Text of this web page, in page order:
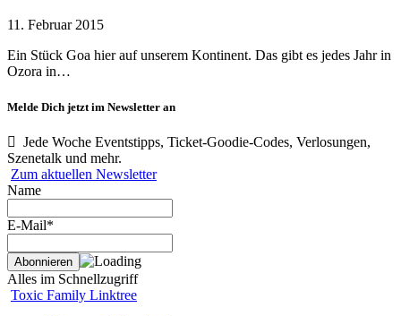
11. Februar 2015
Ein Stück Goa hier auf unserem Kontinent. Das gibt es jedes Jahr in
Ozora in…
Melde Dich jetzt im Newsletter an
Jede Woche Eventstipps, Ticket-Goodie-Codes, Verlosungen,
Szenetalk und mehr.
Zum aktuellen Newsletter
Name
E-Mail*
Alles im Schnellzugriff
Toxic Family Linktree